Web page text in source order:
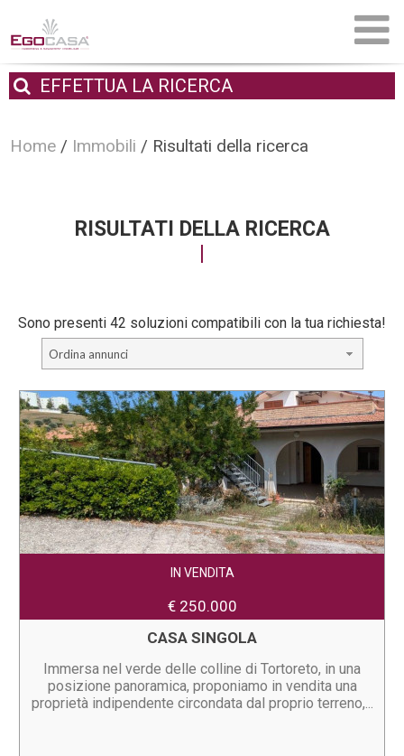
EFFETTUA LA RICERCA
Home / Immobili / Risultati della ricerca
RISULTATI DELLA RICERCA
Sono presenti 42 soluzioni compatibili con la tua richiesta!
Ordina annunci
IN VENDITA
€ 250.000
CASA SINGOLA
Immersa nel verde delle colline di Tortoreto, in una
posizione panoramica, proponiamo in vendita una
proprietà indipendente circondata dal proprio terreno,...